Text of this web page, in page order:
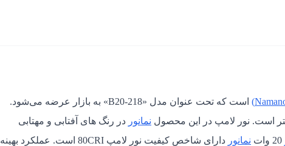
است که تحت عنوان مدل «B20-218» به بازار عرضه می‌شود.
نمانور در رنگ های آفتابی و مهتابی
نمانور
دارای شاخص کیفیت نور لامپ 80CRI است. عملکرد بهینه